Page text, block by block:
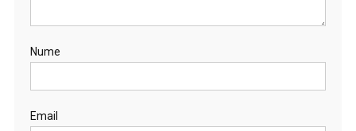
Nume
Email